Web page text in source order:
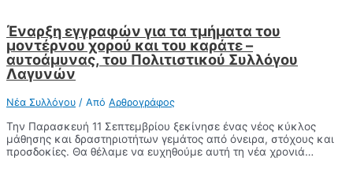
Έναρξη εγγραφών για τα τμήματα του
μοντέρνου χορού και του καράτε –
αυτοάμυνας, του Πολιτιστικού Συλλόγου
Λαγυνών
Νέα Συλλόγου / Από Αρθρογράφος
Την Παρασκευή 11 Σεπτεμβρίου ξεκίνησε ένας νέος κύκλος
μάθησης και δραστηριοτήτων γεμάτος από όνειρα, στόχους και
προσδοκίες. Θα θέλαμε να ευχηθούμε αυτή τη νέα χρονιά…